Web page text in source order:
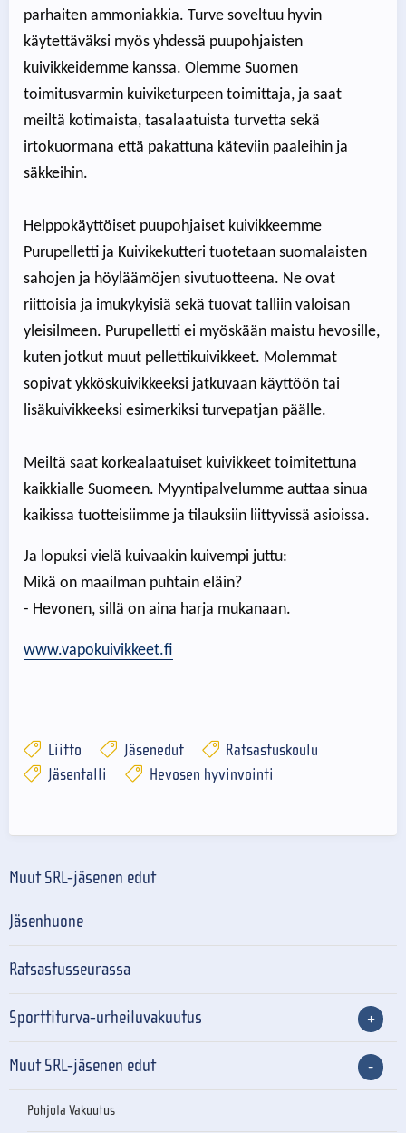
parhaiten ammoniakkia. Turve soveltuu hyvin
käytettäväksi myös yhdessä puupohjaisten
kuivikkeidemme kanssa. Olemme Suomen
toimitusvarmin kuiviketurpeen toimittaja, ja saat
meiltä kotimaista, tasalaatuista turvetta sekä
irtokuormana että pakattuna käteviin paaleihin ja
säkkeihin.
Helppokäyttöiset puupohjaiset kuivikkeemme
Purupelletti ja Kuivikekutteri tuotetaan suomalaisten
sahojen ja höyläämöjen sivutuotteena. Ne ovat
riittoisia ja imukykyisiä sekä tuovat talliin valoisan
yleisilmeen. Purupelletti ei myöskään maistu hevosille,
kuten jotkut muut pellettikuivikkeet. Molemmat
sopivat ykköskuivikkeeksi jatkuvaan käyttöön tai
lisäkuivikkeeksi esimerkiksi turvepatjan päälle.
Meiltä saat korkealaatuiset kuivikkeet toimitettuna
kaikkialle Suomeen. Myyntipalvelumme auttaa sinua
kaikissa tuotteisiimme ja tilauksiin liittyvissä asioissa.
Ja lopuksi vielä kuivaakin kuivempi juttu:
Mikä on maailman puhtain eläin?
- Hevonen, sillä on aina harja mukanaan.
www.vapokuivikkeet.fi
Liitto Jäsenedut
Ratsastuskoulu
Jäsentalli
Hevosen hyvinvointi
Muut SRL-jäsenen edut
Jäsenhuone
Ratsastusseurassa
Sporttiturva-urheiluvakuutus
Muut SRL-jäsenen edut
Pohjola Vakuutus